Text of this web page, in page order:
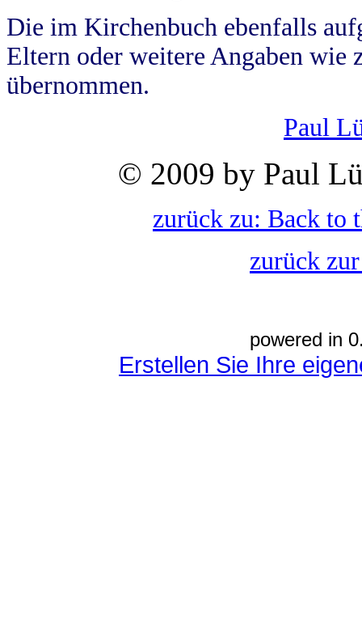
Die im Kirchenbuch ebenfalls
Eltern oder weitere Angaben wie
übernommen.
Paul
© 2009 by Paul
zurück zu: Back to
zurück
powered in
Erstellen Sie Ihre